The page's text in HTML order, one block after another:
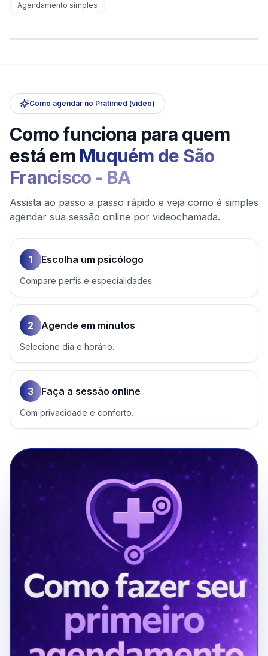
Agendamento simples
Como agendar no Pratimed (vídeo)
Como funciona para quem
está em Muquém de São
Francisco - BA
Assista ao passo a passo rápido e veja como é simples
agendar sua sessão online por videochamada.
1 Escolha um psicólogo
Compare perfis e especialidades.
2 Agende em minutos
Selecione dia e horário.
3 Faça a sessão online
Com privacidade e conforto.